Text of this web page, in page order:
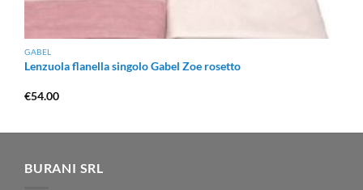
GABEL
Lenzuola flanella singolo Gabel Zoe rosetto
€54.00
BURANI SRL